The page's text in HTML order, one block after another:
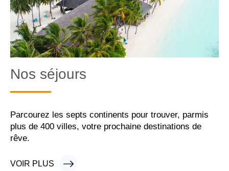
Nos séjours
Parcourez les septs continents pour trouver, parmis
plus de 400 villes, votre prochaine destinations de
rêve.
VOIR PLUS